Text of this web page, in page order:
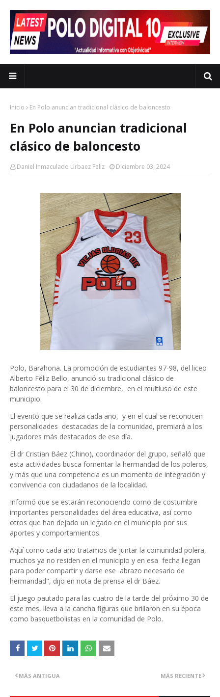
Inicio En Polo anuncian tradicional clásico de baloncesto
En Polo anuncian tradicional
clásico de baloncesto
Daniel Inmaculado Urbaez Feliz Diciembre 03, 2024
Polo, Barahona. La promoción de estudiantes 97-98, del liceo
Alberto Féliz Bello, anunció su tradicional clásico de
baloncesto para el 30 de diciembre, en el multiuso de este
municipio.
El evento que se realiza cada año, y en el cual se reconocen
personalidades destacadas de la comunidad, premiará a los
jugadores más destacados de ese día.
El dr Cristian Báez (Chino), coordinador del grupo, señaló que
esta actividades busca fomentar la hermandad de los poleros,
y más que una competencia es un momento de integración y
convivencia con ciudadanos de la localidad.
Informó que se estarán reconociendo como de costumbre
importantes personalidades del área educativa, así como
otros que han dejado un legado en el municipio por sus
aportes y comportamientos.
Aquí como cada año tratamos de juntar la comunidad polera,
muchos ya no residen en el municipio y en esa fecha llegan
para poder compartir y darse ese abrazo necesario de
hermandad", dijo en nota de prensa el dr Báez.
El juego pautado para las cuatro de la tarde del próximo 30 de
este mes, lleva a la cancha figuras que brillaron en su época
como basquetbolistas en la comunidad de Polo.
MÁS RECIENTE
MÁS ANTIGUA